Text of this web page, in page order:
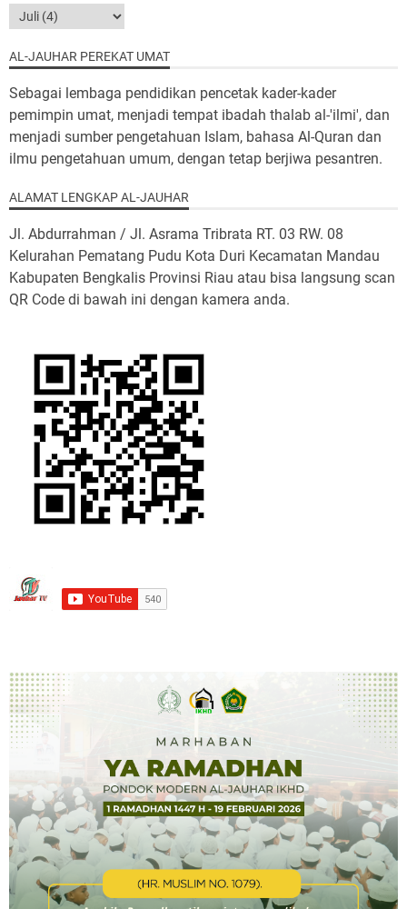
AL-JAUHAR PEREKAT UMAT
Sebagai lembaga pendidikan pencetak kader-kader
pemimpin umat, menjadi tempat ibadah thalab al-'ilmi', dan
menjadi sumber pengetahuan Islam, bahasa Al-Quran dan
ilmu pengetahuan umum, dengan tetap berjiwa pesantren.
ALAMAT LENGKAP AL-JAUHAR
Jl. Abdurrahman / Jl. Asrama Tribrata RT. 03 RW. 08
Kelurahan Pematang Pudu Kota Duri Kecamatan Mandau
Kabupaten Bengkalis Provinsi Riau atau bisa langsung scan
QR Code di bawah ini dengan kamera anda.